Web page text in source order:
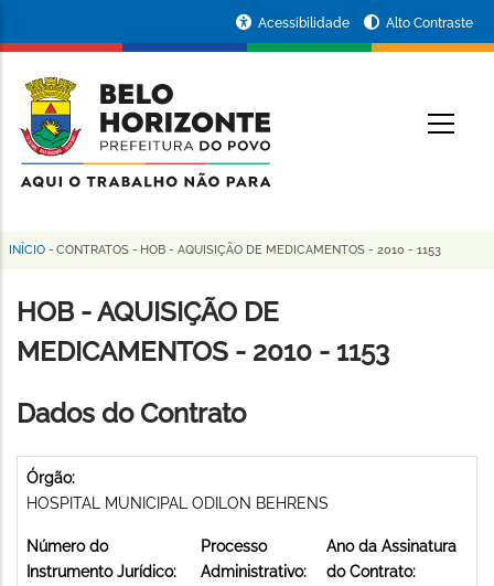
conteúdo
principal
da
Prefeitura
de
Horizonte
Acessibilidade Alto Contraste
Trilha
de
navegação
INÍCIO - CONTRATOS - HOB - AQUISIÇÃO DE MEDICAMENTOS - 2010 - 1153
HOB - AQUISIÇÃO DE
MEDICAMENTOS - 2010 - 1153
Dados do Contrato
Órgão:
HOSPITAL MUNICIPAL ODILON BEHRENS
Número do
Instrumento Jurídico:
Processo
Administrativo:
Ano da Assinatura
do Contrato: